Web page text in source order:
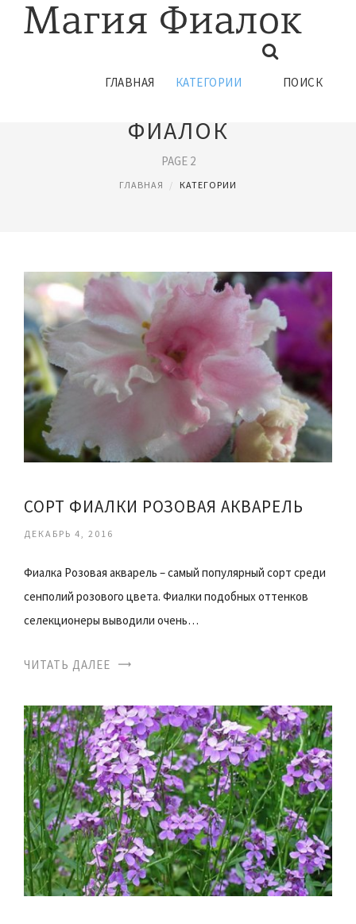
ГЛАВНАЯ КАТЕГОРИИ ПОИСК
ОПИСАНИЕ СОРТА
ФИАЛОК
PAGE 2
ГЛАВНАЯ КАТЕГОРИИ
СОРТ ФИАЛКИ РОЗОВАЯ АКВАРЕЛЬ
ДЕКАБРЬ 4, 2016
Фиалка Розовая акварель – самый популярный сорт среди
сенполий розового цвета. Фиалки подобных оттенков
селекционеры выводили очень…
ЧИТАТЬ ДАЛЕЕ